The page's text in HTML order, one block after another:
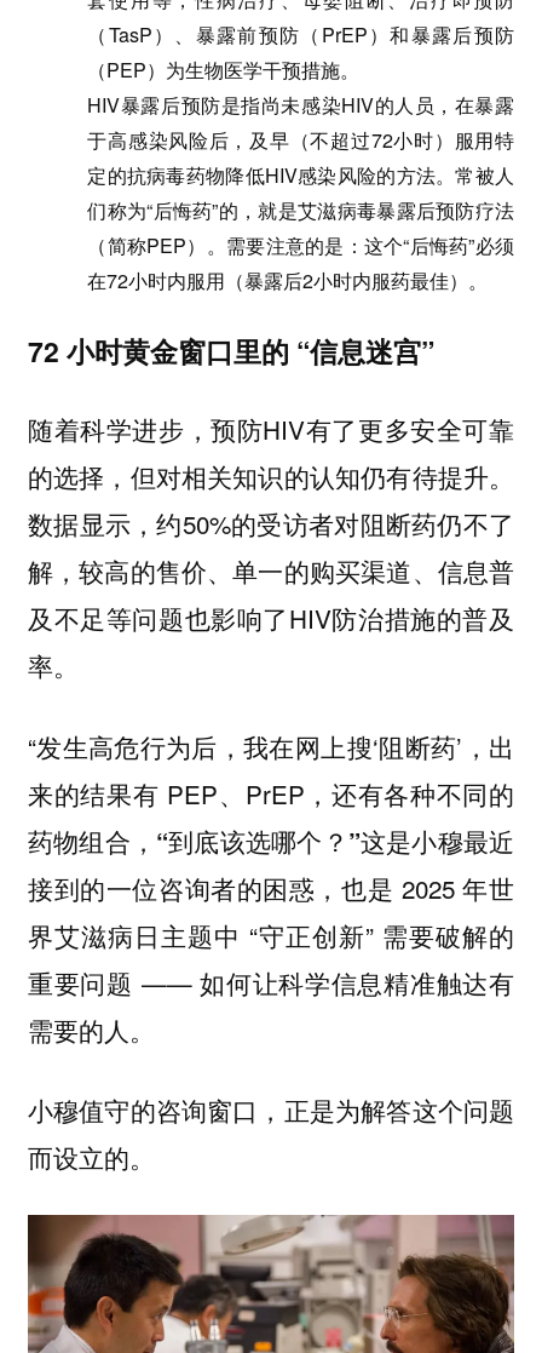
（TasP）、暴露前预防（PrEP）和暴露后预防
（PEP）为生物医学干预措施。
HIV暴露后预防是指尚未感染HIV的人员，在暴露
于高感染风险后，及早（不超过72小时）服用特
定的抗病毒药物降低HIV感染风险的方法。常被人
们称为“后悔药”的，就是艾滋病毒暴露后预防疗法
（简称PEP）。 需要注意的是：这个“后悔药”必须
在72小时内服用（暴露后2小时内服药最佳）。
72 小时黄金窗口里的 “信息迷宫”
随着科学进步，预防HIV有了更多安全可靠
的选择，但对相关知识的认知仍有待提升。
数据显示，约50%的受访者对阻断药仍不了
解，较高的售价、单一的购买渠道、信息普
及不足等问题也影响了HIV防治措施的普及
率。
“发生高危行为后，我在网上搜‘阻断药’，出
来的结果有 PEP、PrEP，还有各种不同的
药物组合， “到底该选哪个？”这是小穆最近
接到的一位咨询者的困惑，也是 2025 年世
界艾滋病日主题中 “守正创新” 需要破解的
重要问题 —— 如何让科学信息精准触达有
需要的人。
小穆值守的咨询窗口，正是为解答这个问题
而设立的。